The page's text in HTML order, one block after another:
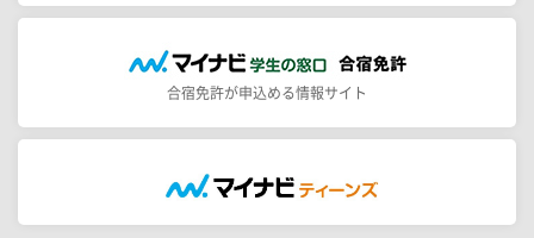
合宿免許が申込める情報サイト